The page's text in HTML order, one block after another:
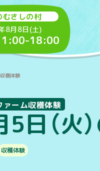
むさしの村
8月8日(土)
-18:00
収穫体験
日（火
ァーム収穫体験
収穫体験